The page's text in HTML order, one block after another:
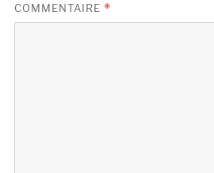
COMMENTAIRE *